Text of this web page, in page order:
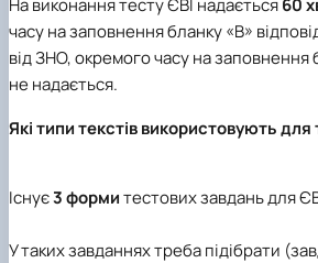
На виконання тесту ЄВІ надається60
часу на заповнення бланку «В»
від ЗНО, окремого часу на заповнення
не надається.
Які типи текстів використовують
Існує3 формитестових завдань для
У таких завданнях треба підібрати